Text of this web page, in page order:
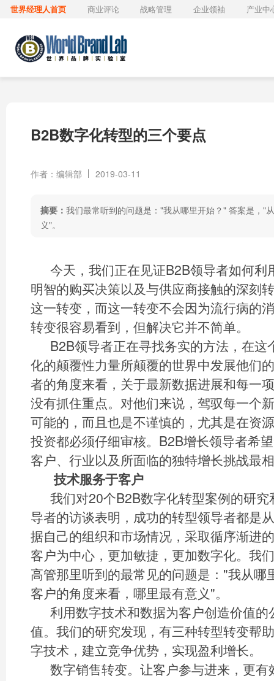
世界经理人首页 商业评论 战略管理 企业领袖 产业中
B2B数字化转型的三个要点
作者：编辑部 2019-03-11
摘要： 我们最常听到的问题是："我从哪里开始？" 答案是，"
义"。
今天，我们正在见证B2B领导者如何利
明智的购买决策以及与供应商接触的深刻
这一转变，而这一转变不会因为流行病的
转变很容易看到，但解决它并不简单。
B2B领导者正在寻找务实的方法，在这
化的颠覆性力量所颠覆的世界中发展他们
者的角度来看，关于最新数据进展和每一
没有抓住重点。对他们来说，驾驭每一个
可能的，而且也是不谨慎的，尤其是在资
投资都必须仔细审核。B2B增长领导者希
客户、行业以及所面临的独特增长挑战最
技术服务于客户
我们对20个B2B数字化转型案例的研
导者的访谈表明，成功的转型领导者都是
据自己的组织和市场情况，采取循序渐进
客户为中心，更加敏捷，更加数字化。我
高管那里听到的最常见的问题是："我从哪
客户的角度来看，哪里最有意义"。
利用数字技术和数据为客户创造价值
值。我们的研究发现，有三种转型转变帮
字技术，建立竞争优势，实现盈利增长。
数字销售转变。让客户参与进来，更有